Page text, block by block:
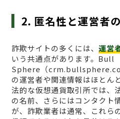
2. 匿名性と運営者
詐欺サイトの多くには、 運営
いう共通点があります。Bull
Sphere（
の運営者や関連情報はほとん
法的な仮想通貨取引所では、
の名前、さらにはコンタクト
が、詐欺業者は通常、これら